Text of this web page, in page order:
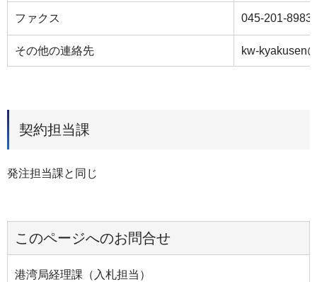
ファクス 045-201-8983
その他の連絡先 kw-
契約担当課
発注担当課と同じ
このページへのお問合せ
港湾局経理課（入札担当）